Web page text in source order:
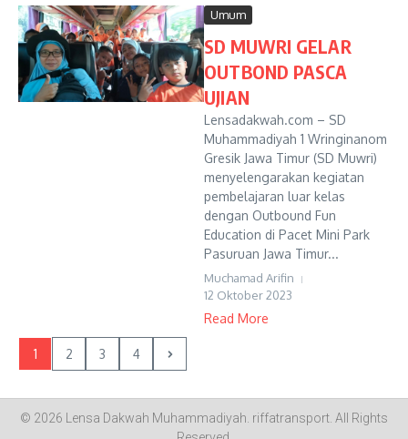
Umum
SD MUWRI GELAR
OUTBOND PASCA
UJIAN
Lensadakwah.com – SD
Muhammadiyah 1 Wringinanom
Gresik Jawa Timur (SD Muwri)
menyelengarakan kegiatan
pembelajaran luar kelas
dengan Outbound Fun
Education di Pacet Mini Park
Pasuruan Jawa Timur...
Muchamad Arifin
12 Oktober 2023
Read More
1 2 3 4
© 2026 Lensa Dakwah Muhammadiyah. riffatransport . All Rights